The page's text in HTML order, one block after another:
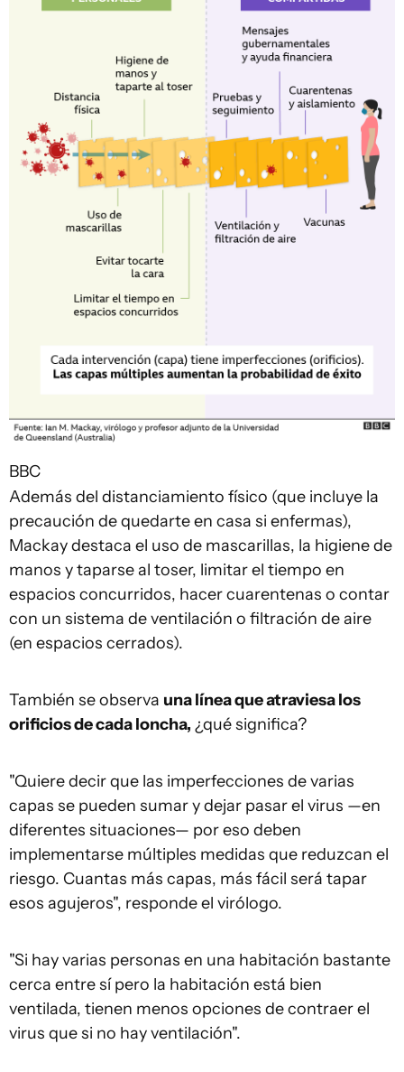
BBC
Además del distanciamiento físico (que incluye la
precaución de quedarte en casa si enfermas),
Mackay destaca el uso de mascarillas, la higiene de
manos y taparse al toser, limitar el tiempo en
espacios concurridos, hacer cuarentenas o contar
con un sistema de ventilación o filtración de aire
(en espacios cerrados).
También se observa una líneaque atraviesalos
orificios de cada loncha, ¿qué significa?
"Quiere decir que las imperfecciones de varias
capas se pueden sumar y dejar pasar el virus —en
diferentes situaciones— por eso deben
implementarse múltiples medidas que reduzcan el
riesgo. Cuantas más capas, más fácil será tapar
esos agujeros", responde el virólogo.
"Si hay varias personas en una habitación bastante
cerca entre sí pero la habitación está bien
ventilada, tienen menos opciones de contraer el
virus que si no hay ventilación".